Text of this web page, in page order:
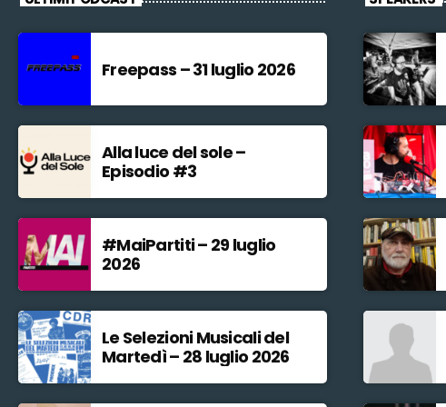
Freepass – 31 luglio 2026
Alla luce del sole –
Episodio #3
#MaiPartiti – 29 luglio
2026
Le Selezioni Musicali del
Martedì – 28 luglio 2026